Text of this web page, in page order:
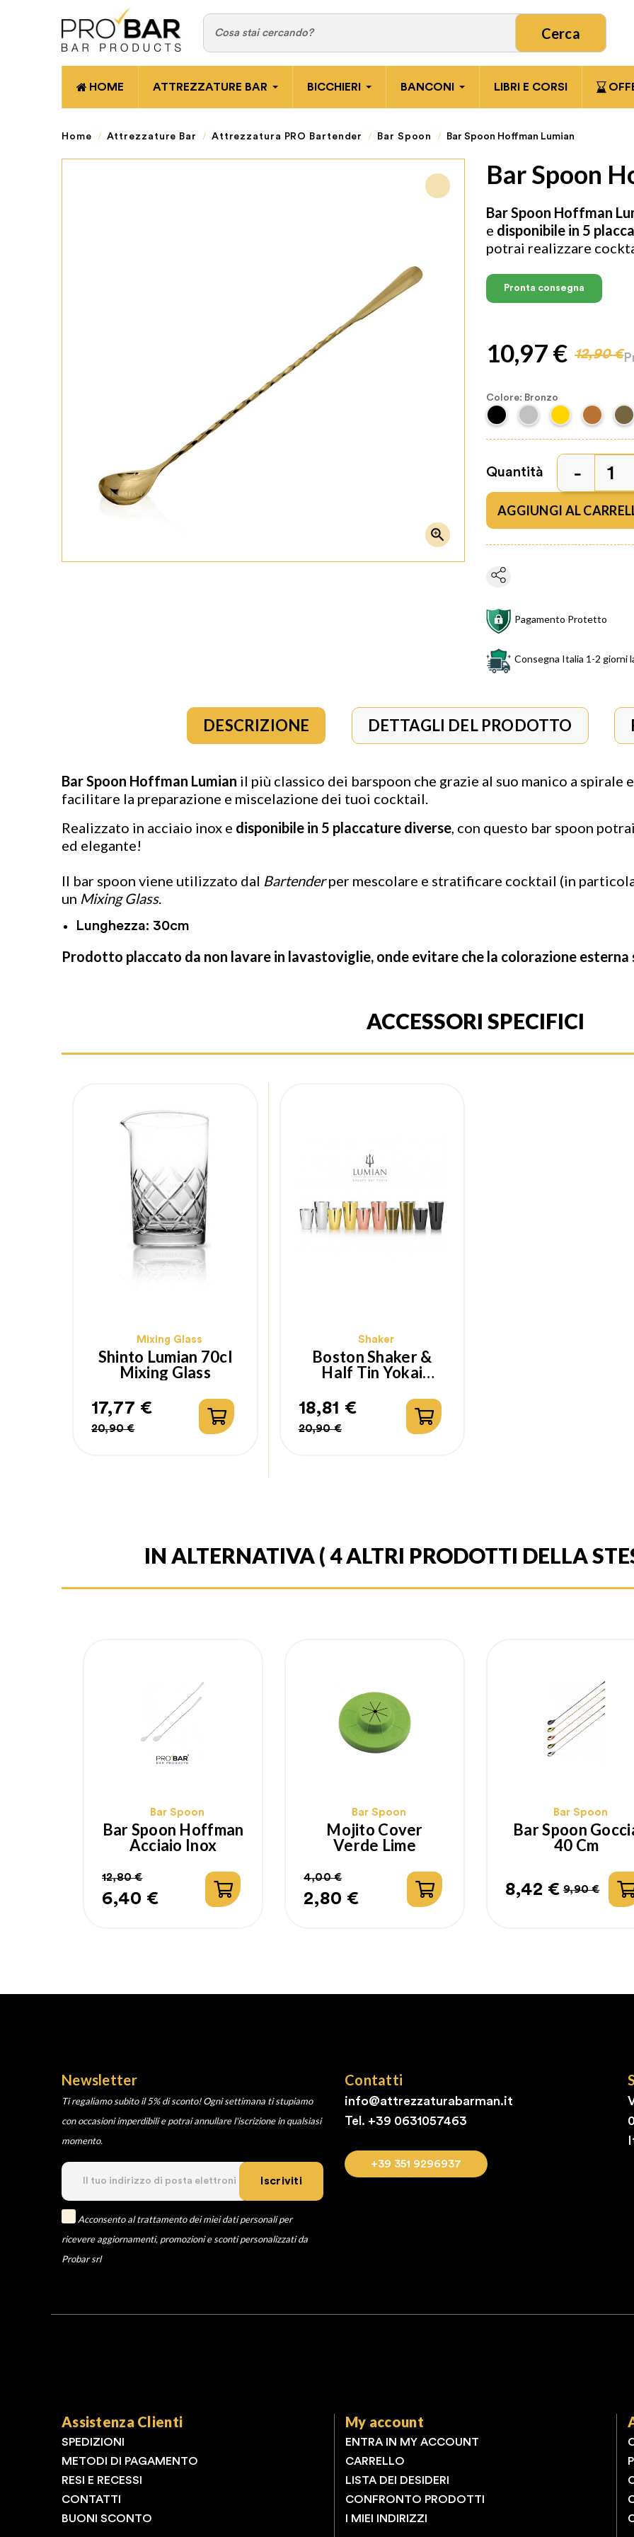
Cerca
HOME ATTREZZATURE BAR BICCHIERI BANCONI LIBRI E CORSI
Home Attrezzature Bar Attrezzatura PRO Bartender Bar Spoon Bar Spoon Hoffman Lumian

Bar Spoon
Bar Spoon Hoffman
e disponibile in 5
potrai realizzare
Pronta consegna
10,97 € 12,90 €
Colore: Bronzo
Quantità
AGGIUNGI AL
Pagamento Protetto
Consegna Italia 1-2 giorni
DESCRIZIONE DETTAGLI DEL PRODOTTO
Bar Spoon Hoffman Lumian il più classico dei barspoon che grazie al suo manico a spirale
facilitare la preparazione e miscelazione dei tuoi cocktail.
Realizzato in acciaio inox e disponibile in 5 placcature diverse, con questo bar spoon
ed elegante!
Il bar spoon viene utilizzato dal Bartenderper mescolare e stratificare cocktail (in
un Mixing Glass.
Lunghezza: 30cm
Prodotto placcato da non lavare in lavastoviglie, onde evitare che la colorazione esterna
ACCESSORI SPECIFICI
Mixing Glass
Shinto Lumian 70cl
Mixing Glass
Prezzo
20,90 €
Prezzo
17,77 €
Shaker
Boston Shaker &
Half Tin Yokai
Prezzo
20,90 €
Prezzo
18,81 €
IN ALTERNATIVA( 4 ALTRI PRODOTTI DELLA
Bar Spoon
Bar Spoon Hoffman
Acciaio Inox
Prezzo
6,40 €
Prezzo
12,80 €
Bar Spoon
Mojito Cover
Verde Lime
Prezzo
2,80 €
Prezzo
4,00 €
Bar Spoon
Bar Spoon
40 Cm
Prezzo
8,42 €
Prezzo 9,90 €
Newsletter
Ti regaliamo subito il 5% di sconto! Ogni settimana ti stupiamo
con occasioni imperdibili e potrai annullare l'iscrizione in qualsiasi
momento.
Iscriviti
Acconsento al trattamento dei miei dati personali per
ricevere aggiornamenti, promozioni e sconti personalizzati da
Probar srl
Contatti
info@attrezzaturabarman.it
Tel. +39 0631057463
+39 351 9296937
Assistenza Clienti
SPEDIZIONI
METODI DI PAGAMENTO
RESI E RECESSI
CONTATTI
BUONI SCONTO
My account
ENTRA IN MY ACCOUNT
CARRELLO
LISTA DEI DESIDERI
CONFRONTO PRODOTTI
I MIEI INDIRIZZI